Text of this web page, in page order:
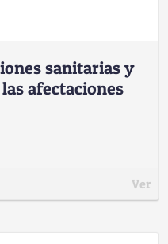
sanitarias y
afectaciones
Ver